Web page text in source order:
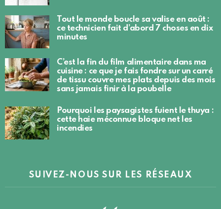
Tout le monde boucle sa valise en août :
ce technicien fait d’abord 7 choses en dix
minutes
C’est la fin du film alimentaire dans ma
cuisine : ce que je fais fondre sur un carré
de tissu couvre mes plats depuis des mois
sans jamais finir à la poubelle
Pourquoi les paysagistes fuient le thuya :
cette haie méconnue bloque net les
incendies
SUIVEZ-NOUS SUR LES RÉSEAUX